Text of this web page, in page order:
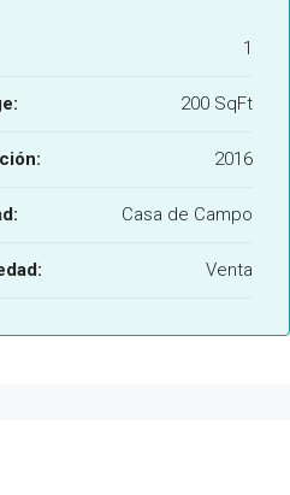
1
200 SqFt
2016
Casa de Campo
Venta